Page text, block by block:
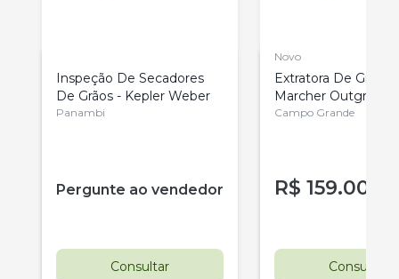
Inspeção De Secadores
De Grãos - Kepler Weber
Panambi
Pergunte ao vendedor
Consultar
Novo
Extratora De Grãos
Marcher
Campo Grande
R$ 159.000
Consultar